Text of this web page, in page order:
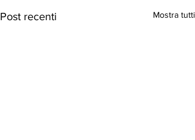
Post recenti Mostra tutti